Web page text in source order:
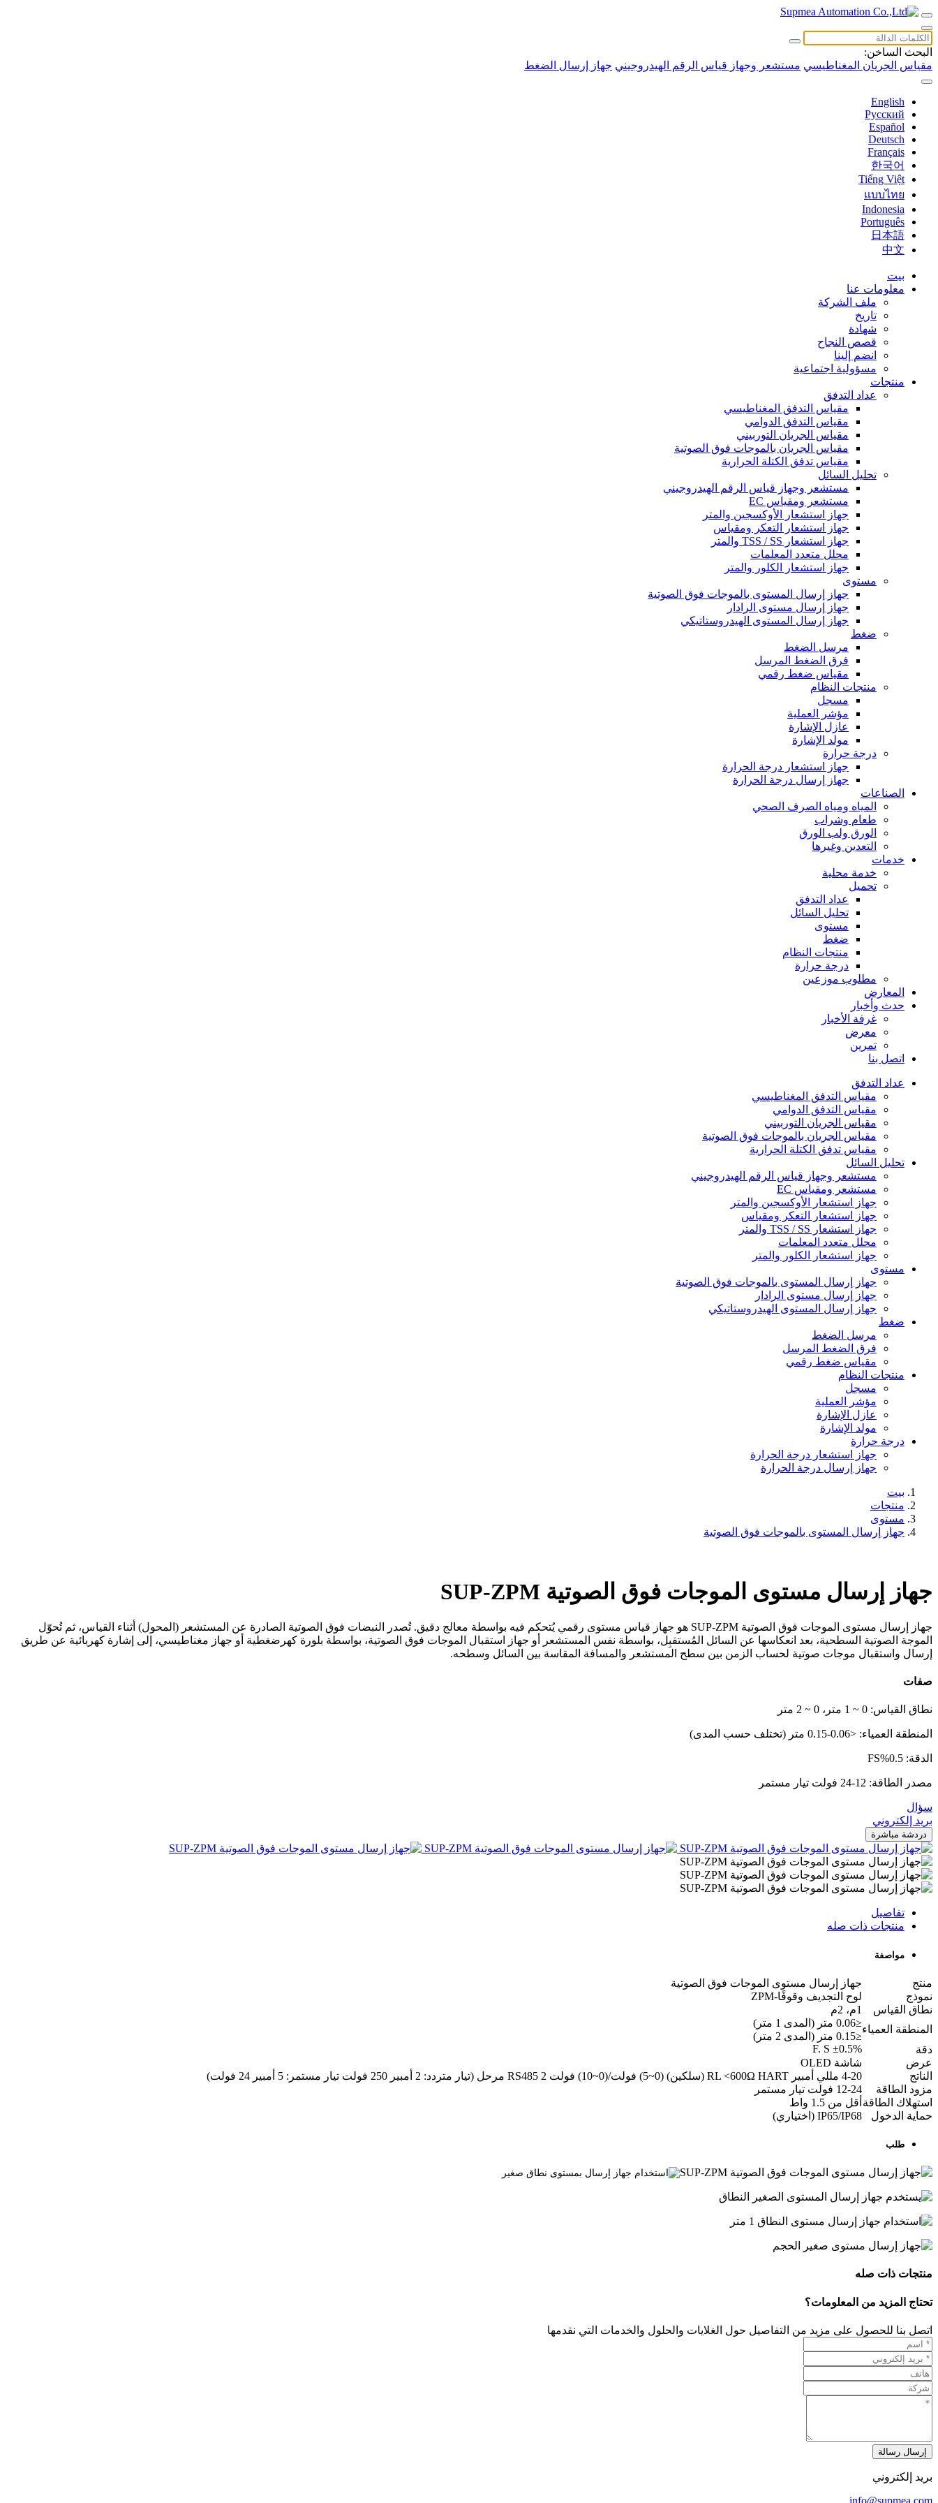
البحث الساخن:
مقياس الجريان المغناطيسي مستشعر وجهاز قياس الرقم الهيدروجيني جهاز إرسال الضغط
English
Русский
Español
Deutsch
Français
한국어
Tiếng Việt
แบบไทย
Indonesia
Português
日本語
中文
بيت
معلومات عنا
ملف الشركة
تاريخ
شهادة
قصص النجاح
انضم إلينا
مسؤولية اجتماعية
منتجات
عداد التدفق
مقياس التدفق المغناطيسي
مقياس التدفق الدوامي
مقياس الجريان التوربيني
مقياس الجريان بالموجات فوق الصوتية
مقياس تدفق الكتلة الحرارية
تحليل السائل
مستشعر وجهاز قياس الرقم الهيدروجيني
مستشعر ومقياس EC
جهاز استشعار الأوكسجين والمتر
جهاز استشعار التعكر ومقياس
جهاز استشعار TSS / SS والمتر
محلل متعدد المعلمات
جهاز استشعار الكلور والمتر
مستوى
جهاز إرسال المستوى بالموجات فوق الصوتية
جهاز إرسال مستوى الرادار
جهاز إرسال المستوى الهيدروستاتيكي
ضغط
مرسل الضغط
فرق الضغط المرسل
مقياس ضغط رقمي
منتجات النظام
مسجل
مؤشر العملية
عازل الإشارة
مولد الإشارة
درجة حرارة
جهاز استشعار درجة الحرارة
جهاز إرسال درجة الحرارة
الصناعات
المياه ومياه الصرف الصحي
طعام وشراب
الورق ولب الورق
التعدين وغيرها
خدمات
خدمة محلية
تحميل
عداد التدفق
تحليل السائل
مستوى
ضغط
منتجات النظام
درجة حرارة
مطلوب موزعين
المعارض
حدث وأخبار
غرفة الأخبار
معرض
تمرين
اتصل بنا
عداد التدفق
مقياس التدفق المغناطيسي
مقياس التدفق الدوامي
مقياس الجريان التوربيني
مقياس الجريان بالموجات فوق الصوتية
مقياس تدفق الكتلة الحرارية
تحليل السائل
مستشعر وجهاز قياس الرقم الهيدروجيني
مستشعر ومقياس EC
جهاز استشعار الأوكسجين والمتر
جهاز استشعار التعكر ومقياس
جهاز استشعار TSS / SS والمتر
محلل متعدد المعلمات
جهاز استشعار الكلور والمتر
مستوى
جهاز إرسال المستوى بالموجات فوق الصوتية
جهاز إرسال مستوى الرادار
جهاز إرسال المستوى الهيدروستاتيكي
ضغط
مرسل الضغط
فرق الضغط المرسل
مقياس ضغط رقمي
منتجات النظام
مسجل
مؤشر العملية
عازل الإشارة
مولد الإشارة
درجة حرارة
جهاز استشعار درجة الحرارة
جهاز إرسال درجة الحرارة
بيت
منتجات
مستوى
جهاز إرسال المستوى بالموجات فوق الصوتية
جهاز إرسال مستوى الموجات فوق الصوتية SUP-ZPM
جهاز إرسال مستوى الموجات فوق الصوتية SUP-ZPM هو جهاز قياس مستوى رقمي يُتحكم فيه بواسطة معالج دقيق. تُصدر النبضات فوق الصوتية الصادرة عن المستشعر (المحول) أثناء القياس، ثم تُحوّل
الموجة الصوتية السطحية، بعد انعكاسها عن السائل المُستقبِل، بواسطة نفس المستشعر أو جهاز استقبال الموجات فوق الصوتية، بواسطة بلورة كهرضغطية أو جهاز مغناطيسي، إلى إشارة كهربائية عن طريق
إرسال واستقبال موجات صوتية لحساب الزمن بين سطح المستشعر والمسافة المقاسة بين السائل وسطحه.
صفات
نطاق القياس: 0 ~ 1 متر، 0 ~ 2 متر
المنطقة العمياء: <0.06-0.15 متر (تختلف حسب المدى)
الدقة: 0.5%FS
مصدر الطاقة: 12-24 فولت تيار مستمر
سؤال
بريد إلكتروني
دردشة مباشرة
تفاصيل
منتجات ذات صله
مواصفة
منتج
جهاز إرسال مستوى الموجات فوق الصوتية
نموذج
لوح التجديف وقوفًا-ZPM
نطاق القياس
1م، 2م
المنطقة العمياء
≤0.06 متر (المدى 1 متر)
≤0.15 متر (المدى 2 متر)
دقة
±0.5% F. S
عرض
شاشة OLED
الناتج
4-20 مللي أمبير RL <600Ω HART (سلكين) (0~5) فولت/(0~10) فولت RS485 2 مرحل (تيار متردد: 2 أمبير 250 فولت تيار مستمر: 5 أمبير 24 فولت)
مزود الطاقة
12-24 فولت تيار مستمر
استهلاك الطاقة أقل من 1.5 واط
حماية الدخول
IP65/IP68 (اختياري)
طلب
منتجات ذات صله
تحتاج المزيد من المعلومات؟
اتصل بنا للحصول على مزيد من التفاصيل حول الغلايات والحلول والخدمات التي نقدمها
إرسال رسالة
بريد إلكتروني
info@supmea.com